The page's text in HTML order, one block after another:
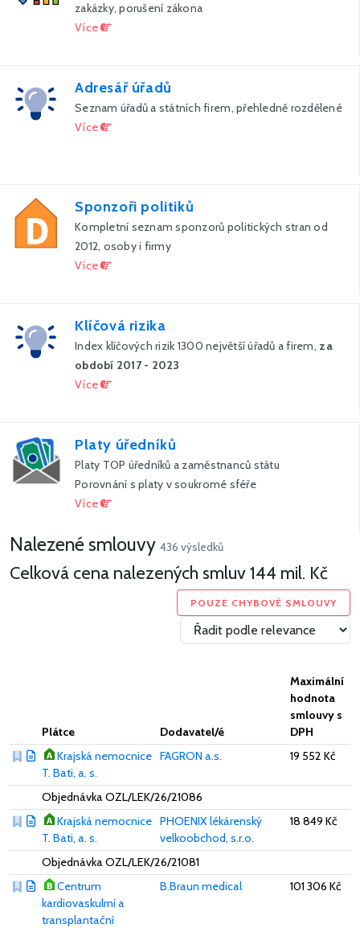
zakázky, porušení zákona
Více
Adresář úřadů
Seznam úřadů a státních firem, přehledně rozdělené
Více
Sponzoři politiků
Kompletní seznam sponzorů politických stran od
2012, osoby i firmy
Více
Klíčová rizika
Index klíčových rizik 1300 největší úřadů a firem, za
období 2017 - 2023
Více
Platy úředníků
Platy TOP úředníků a zaměstnanců státu
Porovnání s platy v soukromé sféře
Více
Nalezené smlouvy 436 výsledků
Celková cena nalezených smluv144 mil. Kč
POUZE CHYBOVÉ SMLOUVY
Plátce Dodavatel/é
Maximální
hodnota
smlouvy s
DPH
Krajská nemocnice
T. Bati, a. s.
FAGRON a.s. 19 552 Kč
Objednávka OZL/LEK/26/21086
Krajská nemocnice
T. Bati, a. s.
PHOENIX lékárenský
velkoobchod, s.r.o.
18 849 Kč
Objednávka OZL/LEK/26/21081
Centrum
kardiovaskulrní a
transplantační
B.Braun medical 101 306 Kč